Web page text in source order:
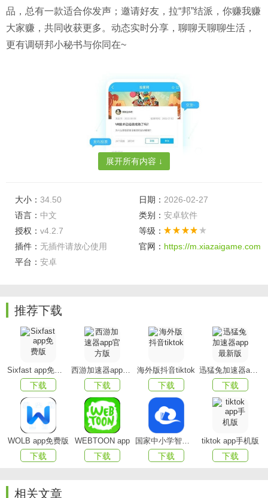
品，总有一款适合你发声；邀请好友，拉“邦”结派，你赚我赚
大家赚，共同收获更多。动态实时分享，聊聊天聊聊生活，
更有调研邦小秘书与你同在~
调研邦手机版特色
这些意见都将通过调研邦传达给相关企业
促使他们提供更好的产品或服务，帮助企业提高效率
通过填写在线调查问卷，为众多产品、服务提出您的想
法及意见
同时也帮助消费者在今后能享受到更加优质、更加适合
自己的产品或服务。
app功能
1、免费注册，零门槛，零限制
展开所有内容 ↓
大小： 34.50 日期： 2026-02-27
语言： 中文 类别： 安卓软件
授权： v4.2.7
等级：
插件： 无插件请放心使用 官网： https://m.xiazaigame.com
平台： 安卓
推荐下载
Sixfast app免费版
下载
西游加速器app官方版
下载
海外版抖音tiktok
下载
迅猛兔加速器app最新版
下载
WOLB app免费版
下载
WEBTOON app
下载
国家中小学智慧教育平台app(智慧中小学)
下载
tiktok app手机版
下载
相关文章